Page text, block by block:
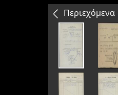
Περιεχόμενα